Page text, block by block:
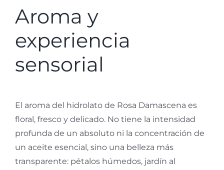
Aroma y
experiencia
sensorial
El aroma del hidrolato de Rosa Damascena es
floral, fresco y delicado. No tiene la intensidad
profunda de un absoluto ni la concentración de
un aceite esencial, sino una belleza más
transparente: pétalos húmedos, jardín al